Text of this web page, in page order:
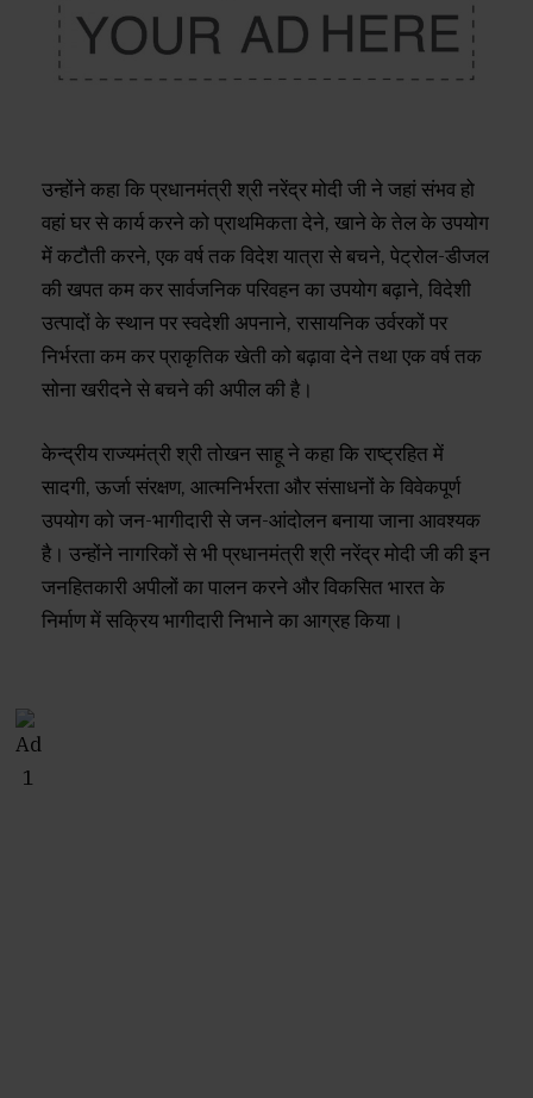
उन्होंने कहा कि प्रधानमंत्री श्री नरेंद्र मोदी जी ने जहां संभव हो
वहां घर से कार्य करने को प्राथमिकता देने, खाने के तेल के उपयोग
में कटौती करने, एक वर्ष तक विदेश यात्रा से बचने, पेट्रोल-डीजल
की खपत कम कर सार्वजनिक परिवहन का उपयोग बढ़ाने, विदेशी
उत्पादों के स्थान पर स्वदेशी अपनाने, रासायनिक उर्वरकों पर
निर्भरता कम कर प्राकृतिक खेती को बढ़ावा देने तथा एक वर्ष तक
सोना खरीदने से बचने की अपील की है।
केन्द्रीय राज्यमंत्री श्री तोखन साहू ने कहा कि राष्ट्रहित में
सादगी, ऊर्जा संरक्षण, आत्मनिर्भरता और संसाधनों के विवेकपूर्ण
उपयोग को जन-भागीदारी से जन-आंदोलन बनाया जाना आवश्यक
है। उन्होंने नागरिकों से भी प्रधानमंत्री श्री नरेंद्र मोदी जी की इन
जनहितकारी अपीलों का पालन करने और विकसित भारत के
निर्माण में सक्रिय भागीदारी निभाने का आग्रह किया।